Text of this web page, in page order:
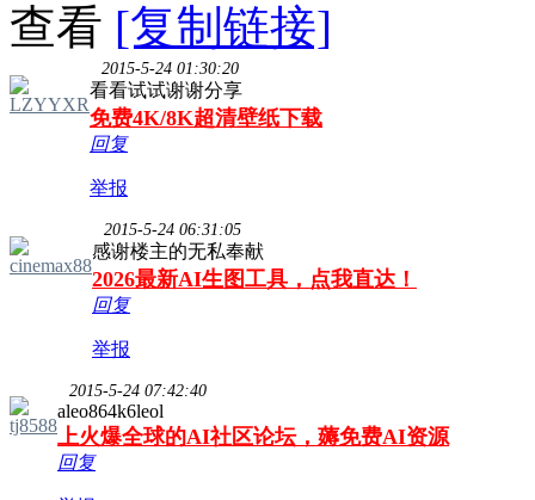
查看 [复制链接]
LZYYXR
2015-5-24 01:30:20
看看试试谢谢分享
免费4K/8K超清壁纸下载
回复
举报
cinemax88
2015-5-24 06:31:05
感谢楼主的无私奉献
2026最新AI生图工具，点我直达！
回复
举报
tj8588
2015-5-24 07:42:40
aleo864k6leol
上火爆全球的AI社区论坛，薅免费AI资源
回复